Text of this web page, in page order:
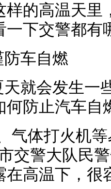
样的高温天里
一下交警都有
车自燃
就会发生一
何防止汽车自
气体打火机
交警大队民
在高温下，很